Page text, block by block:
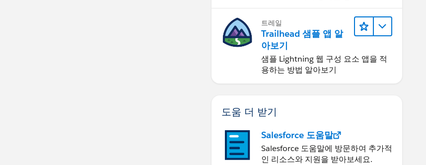
트레일
Trailhead 샘플 앱 알
아보기
샘플 Lightning 웹 구성 요소 앱을 적
용하는 방법 알아보기
도움 더 받기
Salesforce 도움말
Salesforce 도움말에 방문하여 추가적
인 리소스와 지원을 받아보세요.